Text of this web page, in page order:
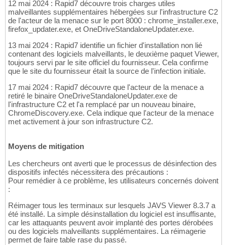
12 mai 2024 : Rapid7 découvre trois charges utiles
malveillantes supplémentaires hébergées sur l'infrastructure C2
de l'acteur de la menace sur le port 8000 : chrome_installer.exe,
firefox_updater.exe, et OneDriveStandaloneUpdater.exe.
13 mai 2024 : Rapid7 identifie un fichier d'installation non lié
contenant des logiciels malveillants, le deuxième paquet Viewer,
toujours servi par le site officiel du fournisseur. Cela confirme
que le site du fournisseur était la source de l'infection initiale.
17 mai 2024 : Rapid7 découvre que l'acteur de la menace a
retiré le binaire OneDriveStandaloneUpdater.exe de
l'infrastructure C2 et l'a remplacé par un nouveau binaire,
ChromeDiscovery.exe. Cela indique que l'acteur de la menace
met activement à jour son infrastructure C2.
Moyens de mitigation
Les chercheurs ont averti que le processus de désinfection des
dispositifs infectés nécessitera des précautions :
Pour remédier à ce problème, les utilisateurs concernés doivent
:
Réimager tous les terminaux sur lesquels JAVS Viewer 8.3.7 a
été installé. La simple désinstallation du logiciel est insuffisante,
car les attaquants peuvent avoir implanté des portes dérobées
ou des logiciels malveillants supplémentaires. La réimagerie
permet de faire table rase du passé.